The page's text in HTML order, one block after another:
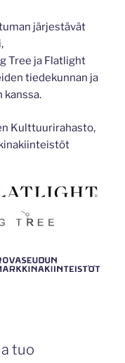
järjestävät
Tree ja Flatlight
tiedekunnan ja
kanssa.
Kulttuurirahasto,
tuo